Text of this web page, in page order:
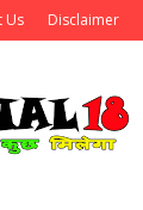
Us Disclaimer